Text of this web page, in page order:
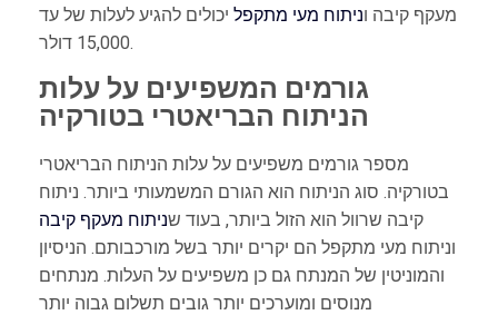
מעקף קיבה וניתוח מעי מתקפל יכולים להגיע לעלות של עד
15,000 דולר.
גורמים המשפיעים על עלות
הניתוח הבריאטרי בטורקיה
מספר גורמים משפיעים על עלות הניתוח הבריאטרי
בטורקיה. סוג הניתוח הוא הגורם המשמעותי ביותר. ניתוח
קיבה שרוול הוא הזול ביותר, בעוד שניתוח מעקף קיבה
וניתוח מעי מתקפל הם יקרים יותר בשל מורכבותם. הניסיון
והמוניטין של המנתח גם כן משפיעים על העלות. מנתחים
מנוסים ומוערכים יותר גובים תשלום גבוה יותר